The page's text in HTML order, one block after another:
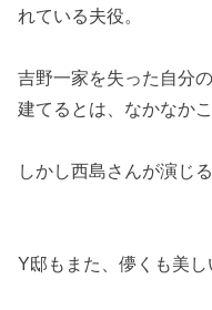
れている夫役。
吉野一家を失った自分
建てるとは、なかなか
しかし西島さんが演じ
Y邸もまた、儚くも美し